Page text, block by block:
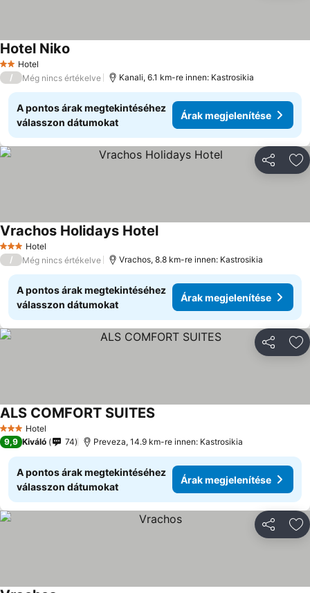
2 Kategória
Hotel
Hotel Niko
/ Még nincs értékelve Kanali, 6.1 km-re innen: Kastrosikia
A pontos árak megtekintéséhez
válasszon dátumokat
Árak megjelenítése
3 Kategória
Hotel
Vrachos Holidays HotelÁrak megjelenítése
/ Még nincs értékelve Vrachos, 8.8 km-re innen: Kastrosikia
A pontos árak megtekintéséhez
válasszon dátumokat
Árak megjelenítése
3 Kategória
Hotel
ALS COMFORT SUITES
9,9 Kiváló 74 Preveza, 14.9 km-re innen: Kastrosikia
A pontos árak megtekintéséhez
válasszon dátumokat
Árak megjelenítése